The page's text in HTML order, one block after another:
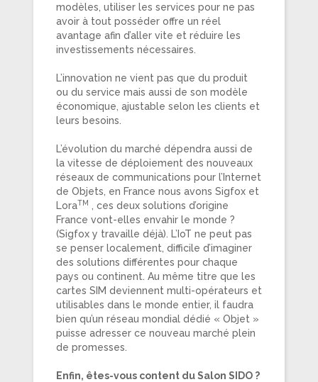
modèles, utiliser les services pour ne pas
avoir à tout posséder offre un réel
avantage afin d’aller vite et réduire les
investissements nécessaires.
L’innovation ne vient pas que du produit
ou du service mais aussi de son modèle
économique, ajustable selon les clients et
leurs besoins.
L’évolution du marché dépendra aussi de
la vitesse de déploiement des nouveaux
réseaux de communications pour l’Internet
de Objets, en France nous avons Sigfox et
LoraTM
, ces deux solutions d’origine
France vont-elles envahir le monde ?
(Sigfox y travaille déjà). L’IoT ne peut pas
se penser localement, difficile d’imaginer
des solutions différentes pour chaque
pays ou continent. Au même titre que les
cartes SIM deviennent multi-opérateurs et
utilisables dans le monde entier, il faudra
bien qu’un réseau mondial dédié « Objet »
puisse adresser ce nouveau marché plein
de promesses.
Enfin, êtes-vous content du Salon SIDO ?